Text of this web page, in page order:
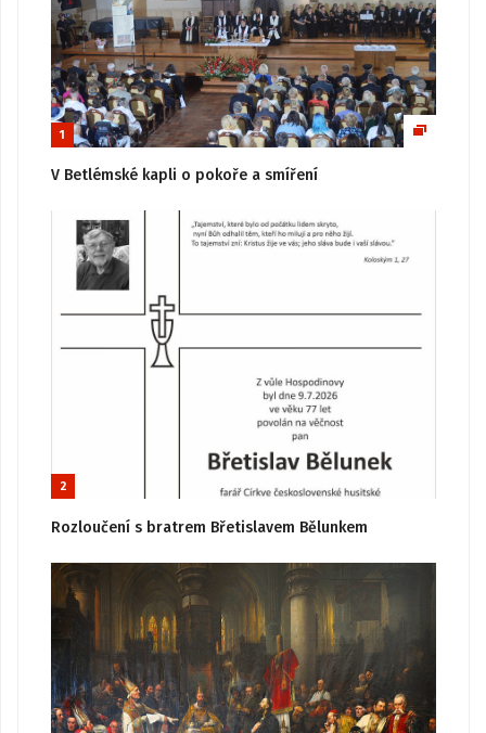
1
V Betlémské kapli o pokoře a smíření
2
Rozloučení s bratrem Břetislavem Bělunkem